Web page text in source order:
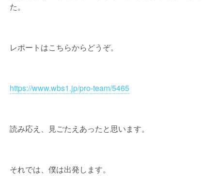
た。
レポートはこちらからどうぞ。
https://www.wbs1.jp/pro-team/5465
読み応え、見ごたえあったと思います。
それでは、僕は出発します。